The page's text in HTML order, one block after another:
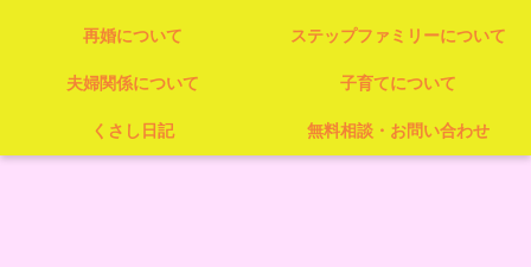
再婚について ステップファミリーについて
夫婦関係について 子育てについて
くさし日記 無料相談・お問い合わせ